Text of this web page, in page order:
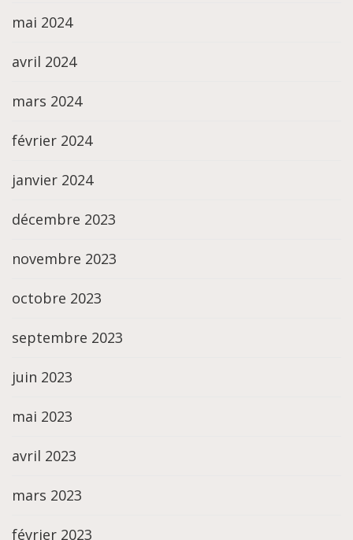
mai 2024
avril 2024
mars 2024
février 2024
janvier 2024
décembre 2023
novembre 2023
octobre 2023
septembre 2023
juin 2023
mai 2023
avril 2023
mars 2023
février 2023